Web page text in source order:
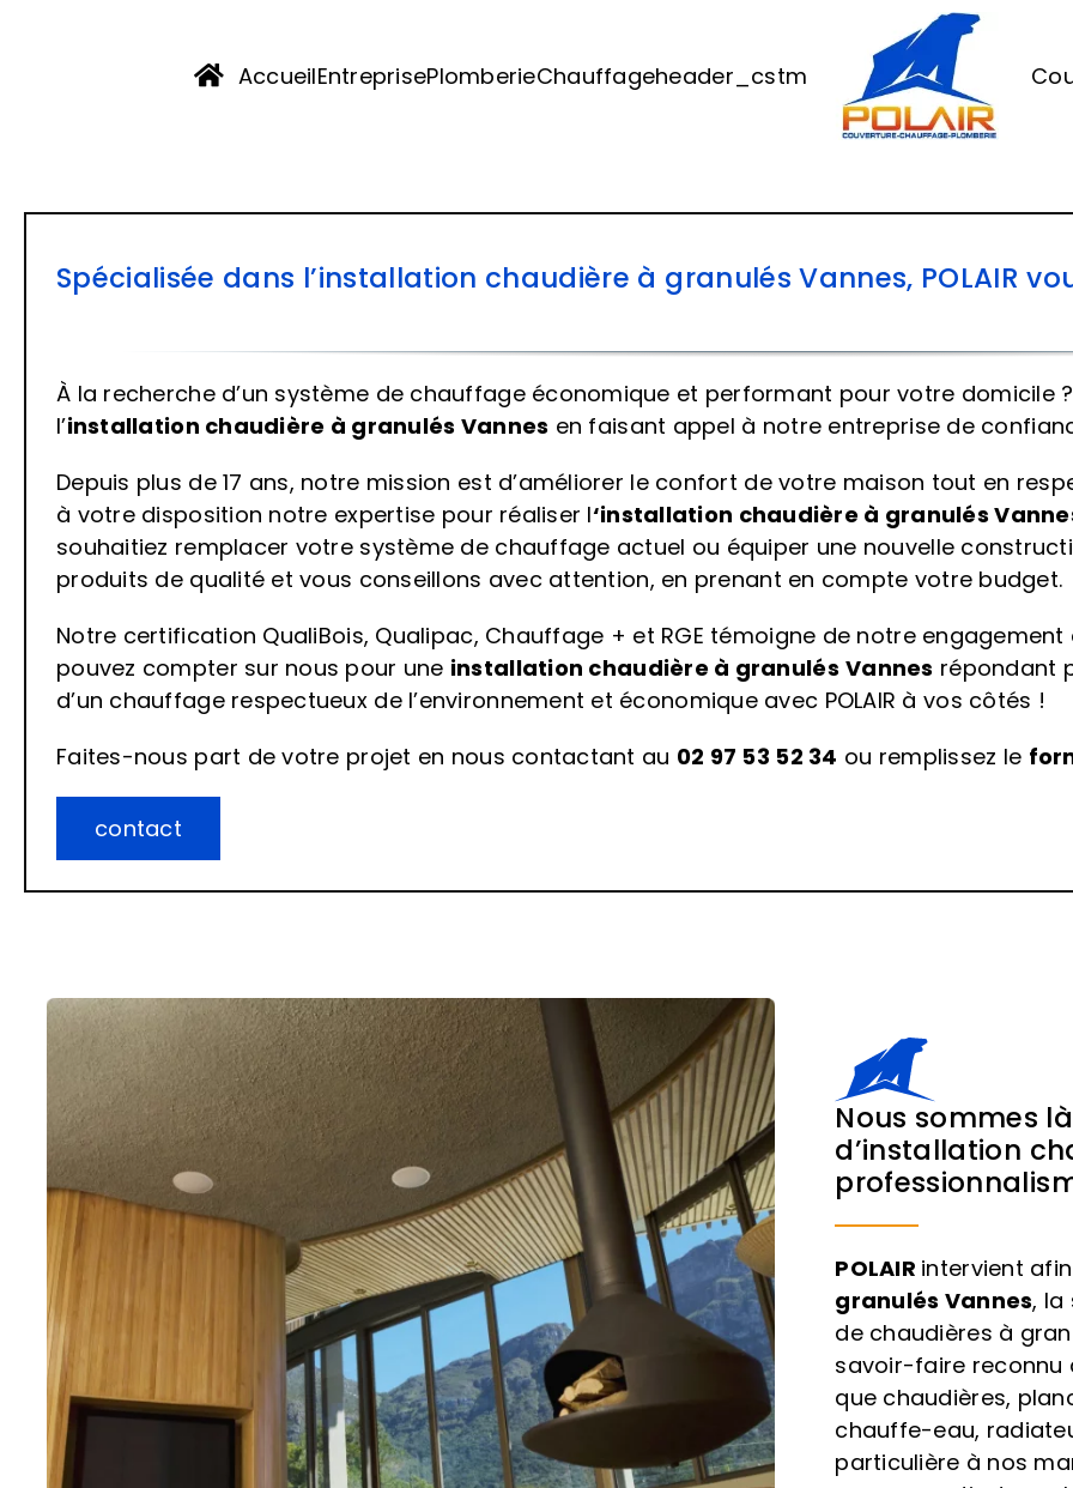
AccueilEntreprisePlomberieChauffageheader_cstm
Spécialisée dans l’installation chaudière à granulés Vannes, POLAIR
À la recherche d’un système de chauffage économique et performant pour votre domicile
l’installation chaudière à granulés Vannes en faisant appel à notre entreprise de
Depuis plus de 17 ans, notre mission est d’améliorer le confort de votre maison tout en
à votre disposition notre expertise pour réaliser l‘installation chaudière à granulés
souhaitiez remplacer votre système de chauffage actuel ou équiper une nouvelle
produits de qualité et vous conseillons avec attention, en prenant en compte votre budget.
Notre certification QualiBois, Qualipac, Chauffage + et RGE témoigne de notre
pouvez compter sur nous pour une installation chaudière à granulés Vannes répondant
d’un chauffage respectueux de l’environnement et économique avec POLAIR à vos côtés !
Faites-nous part de votre projet en nous contactant au 02 97 53 52 34 ou remplissez le
contact
Nous sommes
d’installation
POLAIR intervient
granulés Vannes, la
de chaudières à
savoir-faire reconnu
que chaudières,
chauffe-eau,
particulière à nos